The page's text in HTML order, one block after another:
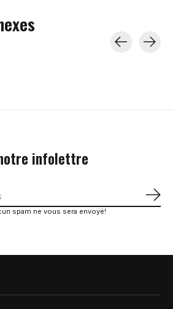
infolettre
spam ne vous sera envoyé!